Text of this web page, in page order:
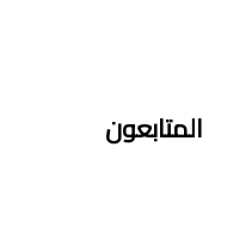
المتابعون